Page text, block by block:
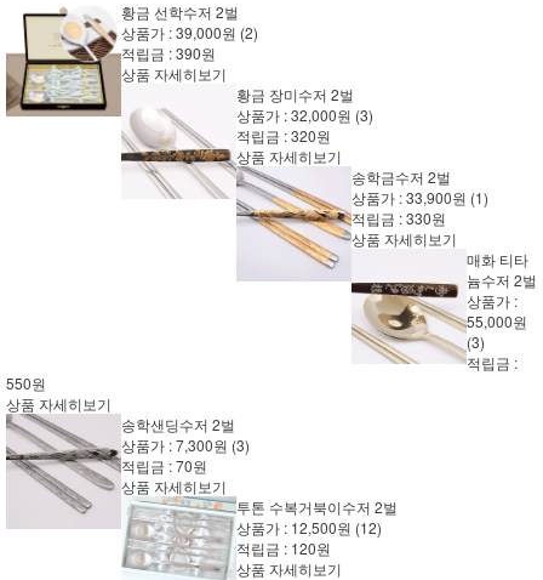
황금 선학수저 2벌
상품가 :39,000원 (2)
적립금 :390원
상품 자세히보기
황금 장미수저 2벌
상품가 :32,000원 (3)
적립금 :320원
상품 자세히보기
송학금수저 2벌
상품가 :33,900원 (1)
적립금 :330원
상품 자세히보기
매화 티타
늄수저 2벌
상품가 :
55,000원
(3)
적립금 :
550원
상품 자세히보기
송학샌딩수저 2벌
상품가 :7,300원 (3)
적립금 :70원
상품 자세히보기
투톤 수복거북이수저 2벌
상품가 : 12,500원 (12)
적립금 : 120원
상품 자세히보기